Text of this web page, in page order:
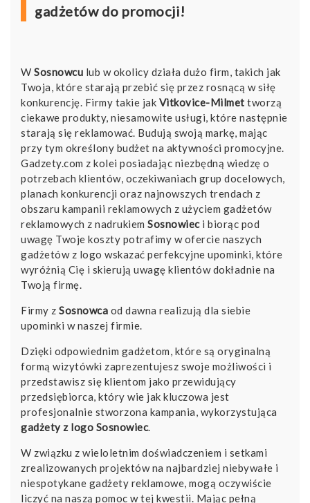
gadżetów do promocji!
W Sosnowcu lub w okolicy działa dużo firm, takich jak
Twoja, które starają przebić się przez rosnącą w siłę
konkurencję. Firmy takie jak Vitkovice-Milmet tworzą
ciekawe produkty, niesamowite usługi, które następnie
starają się reklamować. Budują swoją markę, mając
przy tym określony budżet na aktywności promocyjne.
Gadzety.com z kolei posiadając niezbędną wiedzę o
potrzebach klientów, oczekiwaniach grup docelowych,
planach konkurencji oraz najnowszych trendach z
obszaru kampanii reklamowych z użyciem gadżetów
reklamowych z nadrukiem Sosnowieci biorąc pod
uwagę Twoje koszty potrafimy w ofercie naszych
gadżetów z logo wskazać perfekcyjne upominki, które
wyróżnią Cię i skierują uwagę klientów dokładnie na
Twoją firmę.
Firmy z Sosnowca od dawna realizują dla siebie
upominki w naszej firmie.
Dzięki odpowiednim gadżetom, które są oryginalną
formą wizytówki zaprezentujesz swoje możliwości i
przedstawisz się klientom jako przewidujący
przedsiębiorca, który wie jak kluczowa jest
profesjonalnie stworzona kampania, wykorzystująca
gadżety z logo Sosnowiec.
W związku z wieloletnim doświadczeniem i setkami
zrealizowanych projektów na najbardziej niebywałe i
niespotykane gadżety reklamowe, mogą oczywiście
liczyć na naszą pomoc w tej kwestii. Mając pełną